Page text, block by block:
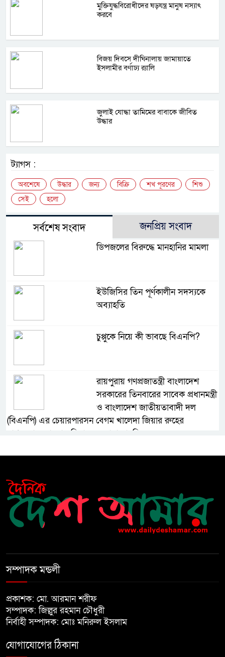
মুক্তিযুদ্ধবিরোধীদের ষড়যন্ত্র মানুষ নস্যাৎ
করবে
বিজয় দিবসে দীঘিনালায় জামায়াতে
ইসলামীর বর্ণাঢ্য র‍্যালি
জুলাই যোদ্ধা তামিমের বাবাকে জীবিত
উদ্ধার
ট্যাগস :
অবশেষে উদ্ধার জন্য বিক্রি শখ পূরণের
শিশু
সেই
হলো
সর্বশেষ সংবাদ জনপ্রিয় সংবাদ
ডিপজলের বিরুদ্ধে মানহানির মামলা
ইউজিসির তিন পূর্ণকালীন সদস্যকে
অব্যাহতি
চুপ্পুকে নিয়ে কী ভাবছে বিএনপি?
রায়পুরায় গণপ্রজাতন্ত্রী বাংলাদেশ
সরকারের তিনবারের সাবেক প্রধানমন্ত্রী
ও বাংলাদেশ জাতীয়তাবাদী দল
(বিএনপি) এর চেয়ারপারসন বেগম খালেদা জিয়ার রুহের
মাগফেরাত কামনায় মিলাদ ও দোয়া মাহফিল
নির্বাচনের আগেই ফিরতে মরিয়া
‘পলাতক শক্তি’
খালেদা জিয়ার শারীরিক অবস্থা এখনো
অনিশ্চিত
সম্পাদক মন্ডলী
প্রকাশক: মো. আরমান শরীফ
সম্পাদক: জিল্লুর রহমান চৌধুরী
নির্বাহী সম্পাদক: মোঃ মনিরুল ইসলাম
যোগাযোগের ঠিকানা